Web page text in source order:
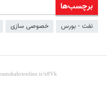
برچسب‌ها
نفت - بورس خصوصی‌ سازی